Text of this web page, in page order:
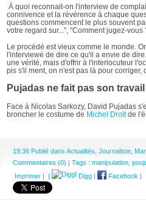
À quoi reconnait-on l'interview de
connivence et la révérence à chaque
questions commencent le plus souvent
votre regard sur...", "Comment jugez-vous
Le procédé est vieux comme le monde.
l'interviewé de dire ce qu'il a envie de
une vérité, mais d'offrir à l'interlocuteur
pis s'il ment, on n'est pas là pour corriger,
Pujadas ne fait pas son travail
Face à Nicolas Sarkozy, David Pujadas
broncher le costume de Michel Droitde
19:36 Publié dans Actualités, Journaliste,
Commentaires (0) | Tags : manipulation,
Imprimer
Digg Facebook